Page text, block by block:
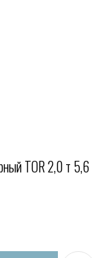
TOR 2,0 т 5,6